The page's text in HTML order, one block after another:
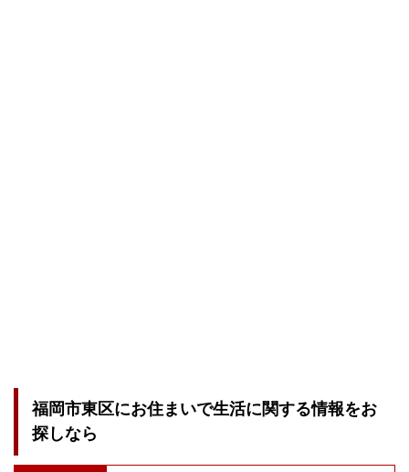
福岡市東区にお住まいで生活に関する情報をお
探しなら